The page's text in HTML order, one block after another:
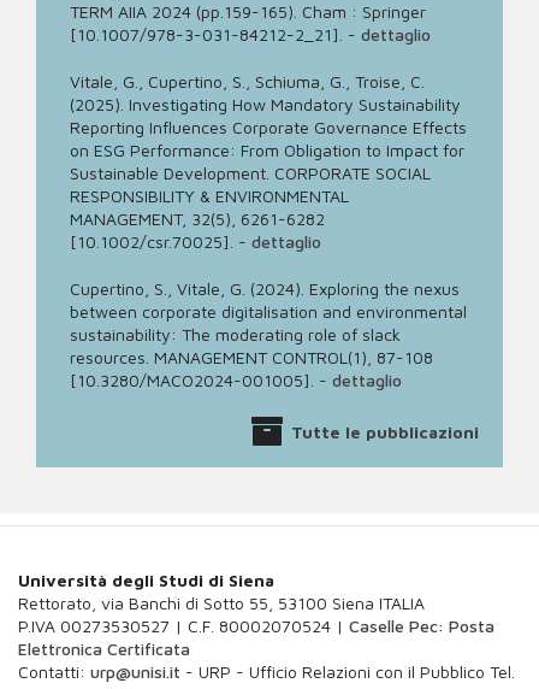
TERM AIIA 2024 (pp.159-165). Cham : Springer
[10.1007/978-3-031-84212-2_21]. - dettaglio
Vitale, G., Cupertino, S., Schiuma, G., Troise, C.
(2025). Investigating How Mandatory Sustainability
Reporting Influences Corporate Governance Effects
on ESG Performance: From Obligation to Impact for
Sustainable Development. CORPORATE SOCIAL
RESPONSIBILITY & ENVIRONMENTAL
MANAGEMENT, 32(5), 6261-6282
[10.1002/csr.70025]. - dettaglio
Cupertino, S., Vitale, G. (2024). Exploring the nexus
between corporate digitalisation and environmental
sustainability: The moderating role of slack
resources. MANAGEMENT CONTROL(1), 87-108
[10.3280/MACO2024-001005]. - dettaglio
Tutte le pubblicazioni
Università degli Studi di Siena
Rettorato, via Banchi di Sotto 55, 53100 Siena ITALIA
P.IVA 00273530527 | C.F. 80002070524 | Caselle Pec: Posta
Elettronica Certificata
Contatti: urp@unisi.it - URP - Ufficio Relazioni con il Pubblico Tel.